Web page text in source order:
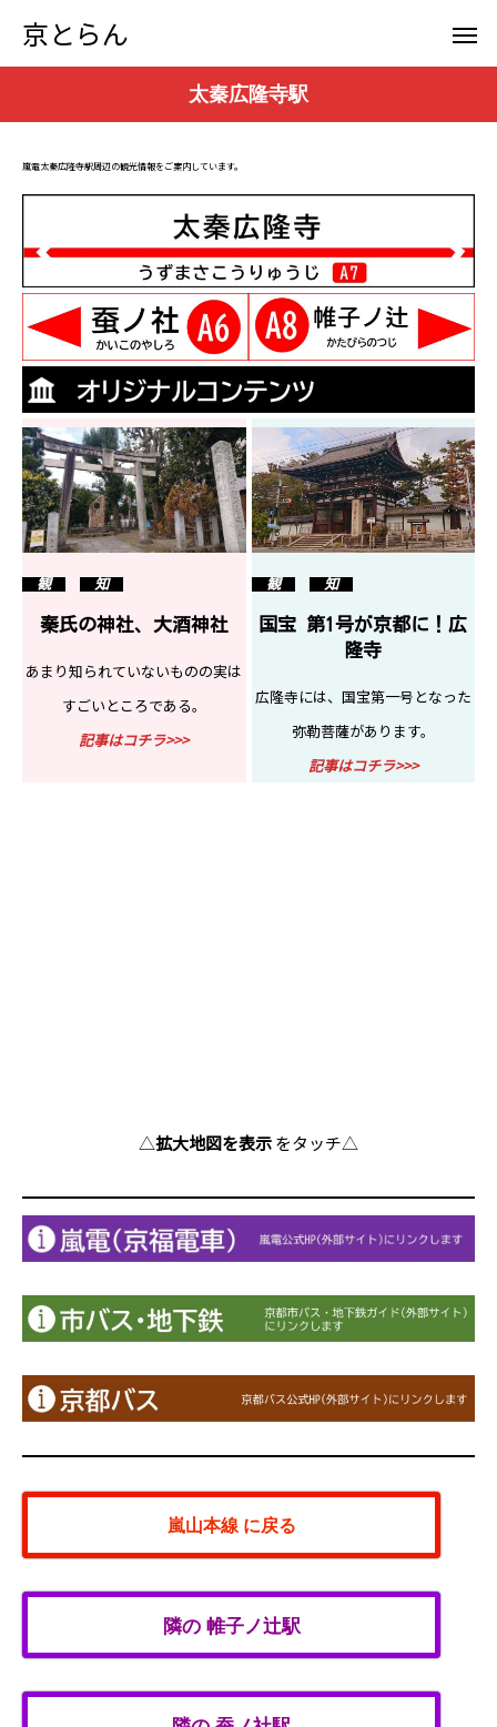
京とらん
太秦広隆寺駅
嵐電太秦広隆寺駅周辺の観光情報をご案内しています。
観 知
秦氏の神社、大酒神社
あまり知られていないものの実は
すごいところである。
記事はコチラ>>>
観 知
国宝 第1号が京都に！広
隆寺
広隆寺には、国宝第一号となった
弥勒菩薩があります。
記事はコチラ>>>
△拡大地図を表示をタッチ△
嵐山本線 に戻る
隣の 帷子ノ辻駅